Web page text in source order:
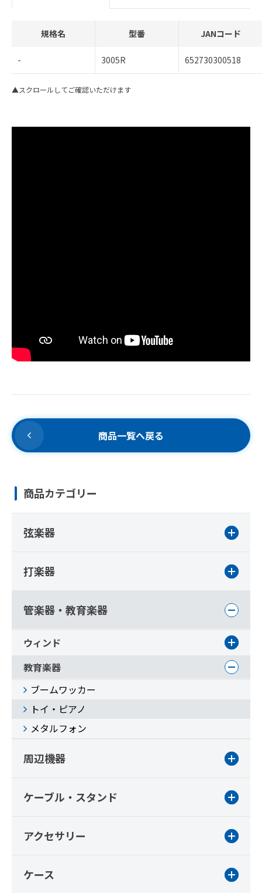
規格名 型番 JANコード
- 3005R 652730300518
▲スクロールしてご確認いただけます
商品一覧へ戻る
商品カテゴリー
弦楽器
打楽器
管楽器・教育楽器
ウィンド
教育楽器
ブームワッカー
トイ・ピアノ
メタルフォン
周辺機器
ケーブル・スタンド
アクセサリー
ケース